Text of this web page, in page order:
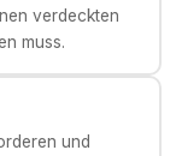
verdeckten
muss.
und